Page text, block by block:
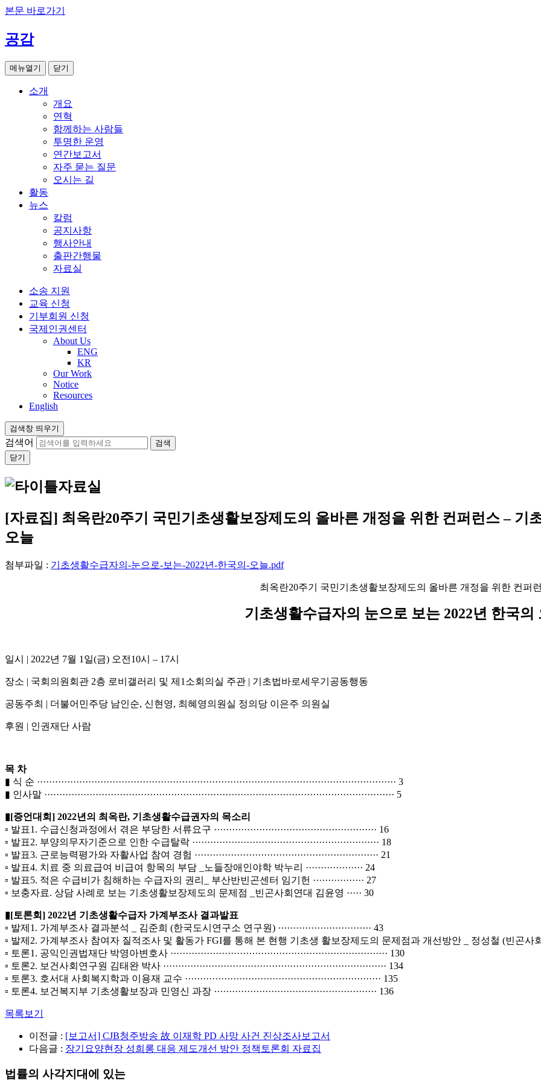
본문 바로가기
공감
메뉴열기 닫기
소개
개요
연혁
함께하는 사람들
투명한 운영
연간보고서
자주 묻는 질문
오시는 길
활동
뉴스
칼럼
공지사항
행사안내
출판간행물
자료실
소송 지원
교육 신청
기부회원 신청
국제인권센터
About Us
ENG
KR
Our Work
Notice
Resources
English
검색창 띄우기
검색어
닫기
자료실
[자료집] 최옥란20주기 국민기초생활보장제도의 올바른 개정을 위한 컨퍼런스 – 기
오늘
첨부파일 : 기초생활수급자의-눈으로-보는-2022년-한국의-오늘.pdf
최옥란20주기 국민기초생활보장제도의 올바른 개정을 위한 컨퍼
기초생활수급자의 눈으로 보는 2022년 한국의
일시 | 2022년 7월 1일(금) 오전10시 – 17시
장소 | 국회의원회관 2층 로비갤러리 및 제1소회의실 주관 | 기초법바로세우기공동행동
공동주최 | 더불어민주당 남인순, 신현영, 최혜영의원실 정의당 이은주 의원실
후원 | 인권재단 사람
목 차
▮ 식 순 ······················································································································· 3
▮ 인사말 ···················································································································· 5
▮[증언대회] 2022년의 최옥란, 기초생활수급권자의 목소리
▫ 발표1. 수급신청과정에서 겪은 부당한 서류요구 ······················································ 16
▫ 발표2. 부양의무자기준으로 인한 수급탈락 ······························································ 18
▫ 발표3. 근로능력평가와 자활사업 참여 경험 ····························································· 21
▫ 발표4. 치료 중 의료급여 비급여 항목의 부담 _노들장애인야학 박누리 ··················· 24
▫ 발표5. 적은 수급비가 침해하는 수급자의 권리_ 부산반빈곤센터 임기헌 ················· 27
▫ 보충자료. 상담 사례로 보는 기초생활보장제도의 문제점 _빈곤사회연대 김윤영 ····· 30
▮[토론회] 2022년 기초생활수급자 가계부조사 결과발표
▫ 발제1. 가계부조사 결과분석 _ 김준희 (한국도시연구소 연구원) ······························· 43
▫ 발제2. 가계부조사 참여자 질적조사 및 활동가 FGI를 통해 본 현행 기초생 활보장제도의 문제점과 개선방안 _ 정성철 (빈곤사
▫ 토론1. 공익인권법재단 박영아변호사 ········································································ 130
▫ 토론2. 보건사회연구원 김태완 박사 ·········································································· 134
▫ 토론3. 호서대 사회복지학과 이용재 교수 ································································· 135
▫ 토론4. 보건복지부 기초생활보장과 민영신 과장 ······················································ 136
목록보기
이전글 : [보고서] CJB청주방송 故 이재학 PD 사망 사건 진상조사보고서
다음글 : 장기요양현장 성희롱 대응 제도개선 방안 정책토론회 자료집
법률의 사각지대에 있는